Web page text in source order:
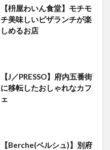
【枡屋わいん食堂】モチモ
チ美味しいピザランチが楽
しめるお店
【J／PRESSO】府内五番街
に移転したおしゃれなカフ
ェ
【Berche(ベルシュ)】別府